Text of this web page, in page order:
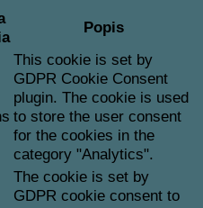
Popis
This cookie is set by
GDPR Cookie Consent
plugin. The cookie is used
to store the user consent
for the cookies in the
category "Analytics".
The cookie is set by
GDPR cookie consent to